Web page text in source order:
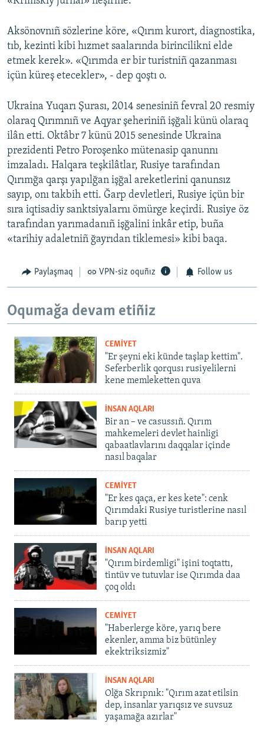
Aksönovnıñ sözlerine köre, «Qırım kurort, diagnostika,
tıb, kezinti kibi hızmet saalarında birincilikni elde
etmek kerek». «Qırımda er bir turistniñ qazanması
içün küreş etecekler», - dep qoştı o.
Ukraina Yuqarı Şurası, 2014 senesiniñ fevral 20 resmiy
olaraq Qırımnıñ ve Aqyar şeheriniñ işğali künü olaraq
ilân etti. Oktâbr 7 künü 2015 senesinde Ukraina
prezidenti Petro Poroşenko mütenasip qanunnı
imzaladı. Halqara teşkilâtlar, Rusiye tarafından
Qırımğa qarşı yapılğan işğal areketlerini qanunsız
sayıp, onı takbih etti. Ğarp devletleri, Rusiye içün bir
sıra iqtisadiy sanktsiyalarnı ömürge keçirdi. Rusiye öz
tarafından yarımadanıñ işğalini inkâr etip, buña
«tarihiy adaletniñ ğayrıdan tiklemesi» kibi baqa.
Paylaşmaq VPN-siz oquñız Follow us
Oqumağa devam etiñiz
CEMİYET
"Er şeyni eki künde taşlap kettim".
Seferberlik qorqusı rusiyelilerni
kene memleketten quva
İNSAN AQLARI
Bir an – ve casussıñ. Qırım
mahkemeleri devlet hainligi
qabaatlavlarını daqqalar içinde
nasıl baqalar
CEMİYET
"Er kes qaça, er kes kete": cenk
Qırımdaki Rusiye turistlerine nasıl
barıp yetti
İNSAN AQLARI
"Qırım birdemligi" işini toqtattı,
tintüv ve tutuvlar ise Qırımda daa
çoq oldı
CEMİYET
"Haberlerge köre, yarıq bere
ekenler, amma biz bütünley
ekektriksizmiz"
İNSAN AQLARI
Olğa Skrıpnık: "Qırım azat etilsin
dep, insanlar yarıqsız ve suvsuz
yaşamağa azırlar"